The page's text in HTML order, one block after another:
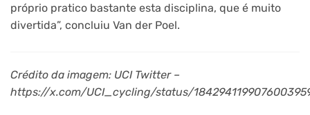
próprio pratico bastante esta disciplina, que é muito
divertida”, concluiu Van der Poel.
Crédito da imagem: UCI Twitter –
https://x.com/UCI_cycling/status/